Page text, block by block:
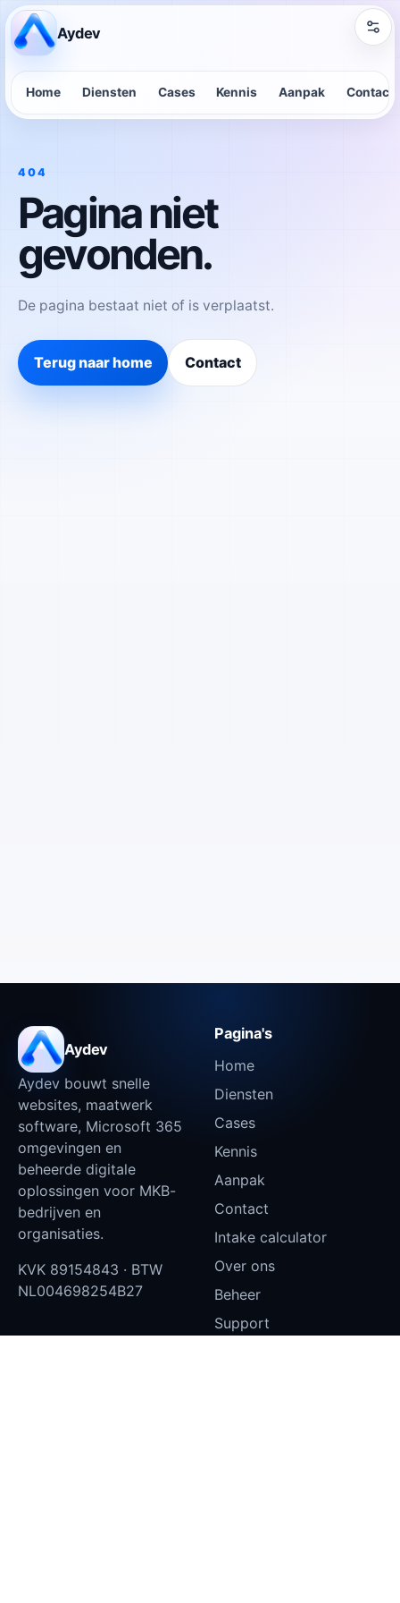
Aydev
Home Diensten Cases Kennis Aanpak Contact
404
Pagina niet
gevonden.
De pagina bestaat niet of is verplaatst.
Terug naar home Contact
Aydev
Aydev bouwt snelle
websites, maatwerk
software, Microsoft 365
omgevingen en
beheerde digitale
oplossingen voor MKB-
bedrijven en
organisaties.
KVK 89154843 · BTW
NL004698254B27
Pagina's
Home
Diensten
Cases
Kennis
Aanpak
Contact
Intake calculator
Over ons
Beheer
Support